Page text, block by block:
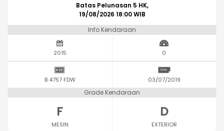
Batas Pelunasan 5 HK,
19/08/2026 18:00 WIB
Info Kendaraan
2015 0
B 4757 FDW 03/07/2019
Grade Kendaraan
F
MESIN
D
EXTERIOR